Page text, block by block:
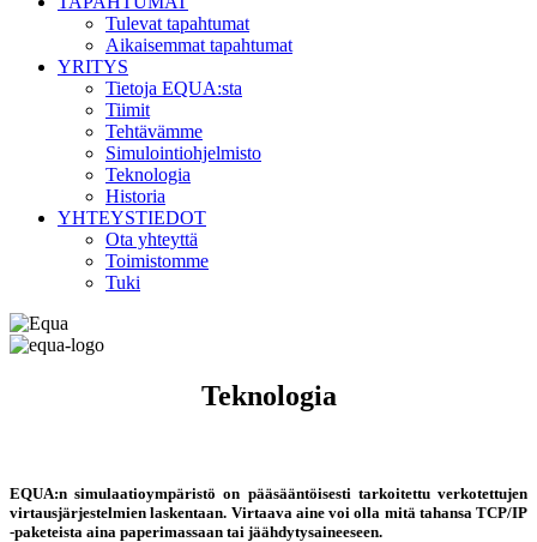
Tulevat tapahtumat
Aikaisemmat tapahtumat
YRITYS
Tietoja EQUA:sta
Tiimit
Tehtävämme
Simulointiohjelmisto
Teknologia
Historia
YHTEYSTIEDOT
Ota yhteyttä
Toimistomme
Tuki
Teknologia
EQUA:n simulaatioympäristö on pääsääntöisesti tarkoitettu verkotettujen
virtausjärjestelmien laskentaan. Virtaava aine voi olla mitä tahansa TCP/IP
-paketeista aina paperimassaan tai jäähdytysaineeseen.